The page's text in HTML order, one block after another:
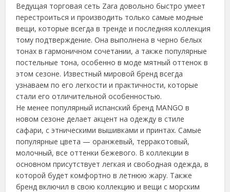
Ведущая торговая сеть Zara довольно быстро умеет
перестроиться и производить только самые модные
вещи, которые всегда в тренде и последняя коллекция
тому подтверждение. Она выполнена в черно белых
тонах в гармоничном сочетании, а также популярные
постельные тона, особенно в моде мятный оттенок в
этом сезоне. Известный мировой бренд всегда
узнаваем по его легкости и практичности, которые
стали его отличительной особенностью.
Не менее популярный испанский бренд MANGO в
новом сезоне делает акцент на одежду в стиле
сафари, с этническими вышивками и принтах. Самые
популярные цвета — оранжевый, терракотовый,
молочный, все оттенки бежевого. В коллекции в
основном присутствует легкая и свободная одежда, в
которой будет комфортно в летнюю жару. Также
бренд включил в свою коллекцию и вещи с морским